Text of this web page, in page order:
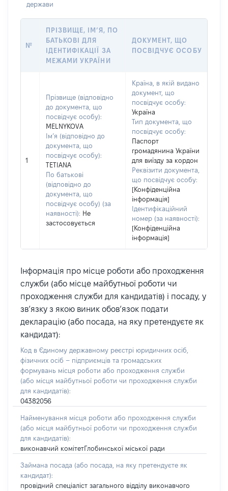
держави
№
ПРІЗВИЩЕ, ІМ’Я, ПО
БАТЬКОВІ ДЛЯ
ІДЕНТИФІКАЦІЇ ЗА
МЕЖАМИ УКРАЇНИ
ДОКУМЕНТ, ЩО
ПОСВІДЧУЄ ОСОБУ
1
Прізвище (відповідно
до документа, що
посвідчує особу):
MELNYKOVA
Ім’я (відповідно до
документа, що
посвідчує особу):
TETIANA
По батькові
(відповідно до
документа, що
посвідчує особу) (за
наявності): Не
застосовується
Країна, в якій видано
документ, що
посвідчує особу:
Україна
Тип документа, що
посвідчує особу:
Паспорт
громадянина України
для виїзду за кордон
Реквізити документа,
що посвідчує особу:
[Конфіденційна
інформація]
Ідентифікаційний
номер (за наявності):
[Конфіденційна
інформація]
Інформація про місце роботи або проходження
служби (або місце майбутньої роботи чи
проходження служби для кандидатів) і посаду, у
зв’язку з якою виник обов’язок подати
декларацію (або посада, на яку претендуєте як
кандидат):
Код в Єдиному державному реєстрі юридичних осіб,
фізичних осіб – підприємців та громадських
формувань місця роботи або проходження служби
(або місця майбутньої роботи чи проходження служби
для кандидатів):
04382056
Найменування місця роботи або проходження служби
(або місця майбутньої роботи чи проходження служби
для кандидатів):
виконавчий комітетГлобинської міської ради
Займана посада (або посада, на яку претендуєте як
кандидат):
провідний спеціаліст загального відділу виконавчого